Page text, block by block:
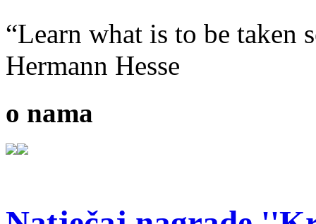
“Learn what is to be taken
Hermann Hesse
o nama